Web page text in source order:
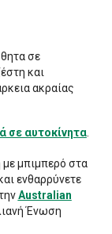
σε
και
ακραίας
σε αυτοκίνητα.
μπιμπερό στα
ενθαρρύνετε
Australian
Ένωση